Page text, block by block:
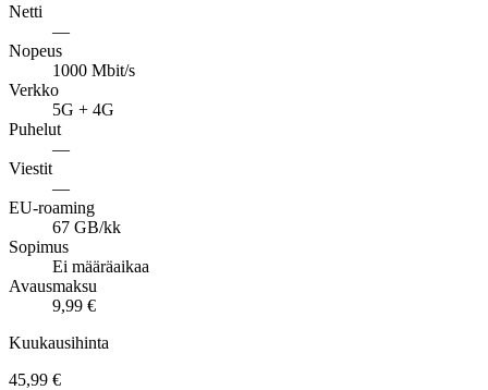
Netti
—
Nopeus
1000 Mbit/s
Verkko
5G + 4G
Puhelut
—
Viestit
—
EU-roaming
67 GB/kk
Sopimus
Ei määräaikaa
Avausmaksu
9,99 €
Kuukausihinta
45,99 €